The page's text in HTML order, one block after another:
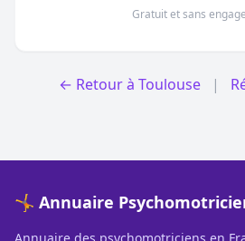
Gratuit et sans
← Retour à Toulouse |
🤸 Annuaire